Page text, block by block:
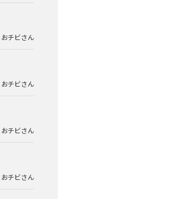
おチビさん
おチビさん
おチビさん
おチビさん